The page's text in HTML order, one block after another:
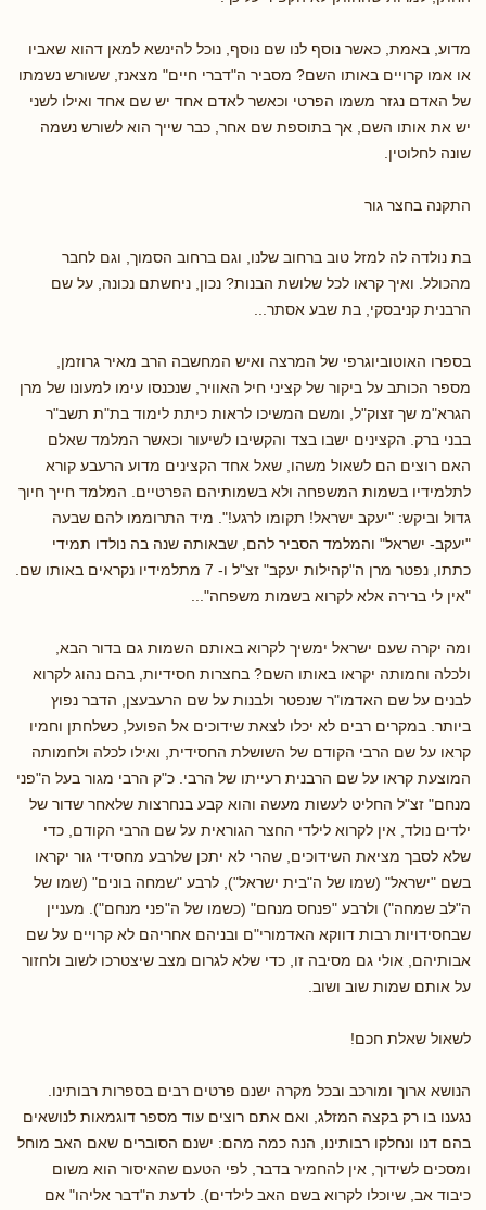
מדוע, באמת, כאשר נוסף לנו שם נוסף, נוכל להינשא למאן דהוא שאביו
או אמו קרויים באותו השם? מסביר ה"דברי חיים" מצאנז, ששורש נשמתו
של האדם נגזר משמו הפרטי וכאשר לאדם אחד יש שם אחד ואילו לשני
יש את אותו השם, אך בתוספת שם אחר, כבר שייך הוא לשורש נשמה
שונה לחלוטין.
התקנה בחצר גור
בת נולדה לה למזל טוב ברחוב שלנו, וגם ברחוב הסמוך, וגם לחבר
מהכולל. ואיך קראו לכל שלושת הבנות? נכון, ניחשתם נכונה, על שם
הרבנית קניבסקי, בת שבע אסתר...
בספרו האוטוביוגרפי של המרצה ואיש המחשבה הרב מאיר גרוזמן,
מספר הכותב על ביקור של קציני חיל האוויר, שנכנסו עימו למעונו של מרן
הגרא"מ שך זצוק"ל, ומשם המשיכו לראות כיתת לימוד בת"ת תשב"ר
בבני ברק. הקצינים ישבו בצד והקשיבו לשיעור וכאשר המלמד שאלם
האם רוצים הם לשאול משהו, שאל אחד הקצינים מדוע הרעבע קורא
לתלמידיו בשמות המשפחה ולא בשמותיהם הפרטיים. המלמד חייך חיוך
גדול וביקש: "יעקב ישראל! תקומו לרגע!". מיד התרוממו להם שבעה
"יעקב- ישראל" והמלמד הסביר להם, שבאותה שנה בה נולדו תמידי
כתתו, נפטר מרן ה"קהילות יעקב" זצ"ל ו- 7 מתלמידיו נקראים באותו שם.
"אין לי ברירה אלא לקרוא בשמות משפחה"...
ומה יקרה שעם ישראל ימשיך לקרוא באותם השמות גם בדור הבא,
ולכלה וחמותה יקראו באותו השם? בחצרות חסידיות, בהם נהוג לקרוא
לבנים על שם האדמו"ר שנפטר ולבנות על שם הרעבעצן, הדבר נפוץ
ביותר. במקרים רבים לא יכלו לצאת שידוכים אל הפועל, כשלחתן וחמיו
קראו על שם הרבי הקודם של השושלת החסידית, ואילו לכלה ולחמותה
המוצעת קראו על שם הרבנית רעייתו של הרבי. כ"ק הרבי מגור בעל ה"פני
מנחם" זצ"ל החליט לעשות מעשה והוא קבע בנחרצות שלאחר שדור של
ילדים נולד, אין לקרוא לילדי החצר הגוראית על שם הרבי הקודם, כדי
שלא לסבך מציאת השידוכים, שהרי לא יתכן שלרבע מחסידי גור יקראו
בשם "ישראל" (שמו של ה"בית ישראל"), לרבע "שמחה בונים" (שמו של
ה"לב שמחה") ולרבע "פנחס מנחם" (כשמו של ה"פני מנחם"). מעניין
שבחסידויות רבות דווקא האדמורי"ם ובניהם אחריהם לא קרויים על שם
אבותיהם, אולי גם מסיבה זו, כדי שלא לגרום מצב שיצטרכו לשוב ולחזור
על אותם שמות שוב ושוב.
לשאול שאלת חכם!
הנושא ארוך ומורכב ובכל מקרה ישנם פרטים רבים בספרות רבותינו.
נגענו בו רק בקצה המזלג, ואם אתם רוצים עוד מספר דוגמאות לנושאים
בהם דנו ונחלקו רבותינו, הנה כמה מהם: ישנם הסוברים שאם האב מוחל
ומסכים לשידוך, אין להחמיר בדבר, לפי הטעם שהאיסור הוא משום
כיבוד אב, שיוכלו לקרוא בשם האב לילדים). לדעת ה"דבר אליהו" אם